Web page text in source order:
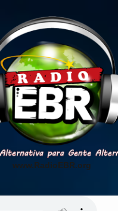
www.RadioEBR.org